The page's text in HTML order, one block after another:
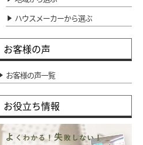
ハウスメーカーから選ぶ
お客様の声
お客様の声一覧
お役立ち情報